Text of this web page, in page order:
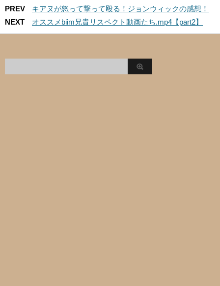
PREV
キアヌが怒って撃って殴る！ジョンウィックの感想！
NEXT
オススメbiim兄貴リスペクト動画たち.mp4【part2】